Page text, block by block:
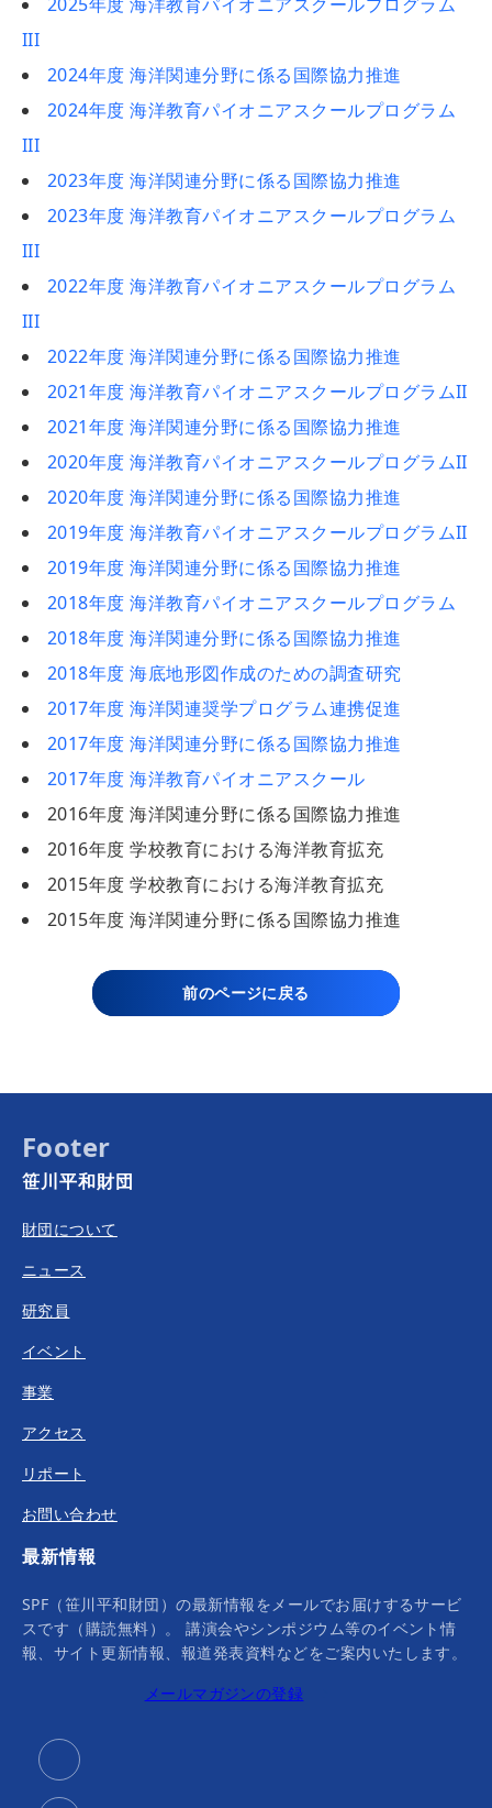
III
2024年度 海洋関連分野に係る国際協力推進
2024年度 海洋教育パイオニアスクールプログラム
III
2023年度 海洋関連分野に係る国際協力推進
2023年度 海洋教育パイオニアスクールプログラム
III
2022年度 海洋教育パイオニアスクールプログラム
III
2022年度 海洋関連分野に係る国際協力推進
2021年度 海洋教育パイオニアスクールプログラムII
2021年度 海洋関連分野に係る国際協力推進
2020年度 海洋教育パイオニアスクールプログラムII
2020年度 海洋関連分野に係る国際協力推進
2019年度 海洋教育パイオニアスクールプログラムII
2019年度 海洋関連分野に係る国際協力推進
2018年度 海洋教育パイオニアスクールプログラム
2018年度 海洋関連分野に係る国際協力推進
2018年度 海底地形図作成のための調査研究
2017年度 海洋関連奨学プログラム連携促進
2017年度 海洋関連分野に係る国際協力推進
2017年度 海洋教育パイオニアスクール
2016年度 海洋関連分野に係る国際協力推進
2016年度 学校教育における海洋教育拡充
2015年度 学校教育における海洋教育拡充
2015年度 海洋関連分野に係る国際協力推進
前のページに戻る
Footer
笹川平和財団
財団について
ニュース
研究員
イベント
事業
アクセス
リポート
お問い合わせ
最新情報
SPF（笹川平和財団）の最新情報をメールでお届けするサービ
スです（購読無料）。 講演会やシンポジウム等のイベント情
報、サイト更新情報、報道発表資料などをご案内いたします。
メールマガジンの登録